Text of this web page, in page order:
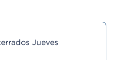
Jueves